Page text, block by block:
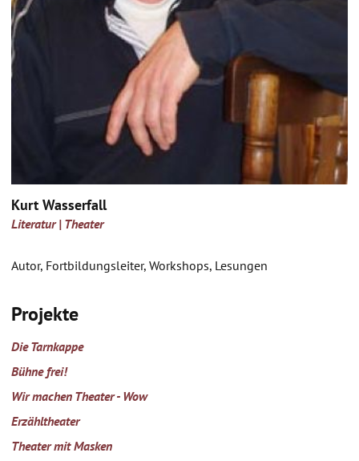
Kurt Wasserfall
Literatur | Theater
Autor, Fortbildungsleiter, Workshops, Lesungen
Projekte
Die Tarnkappe
Bühne frei!
Wir machen Theater - Wow
Erzähltheater
Theater mit Masken